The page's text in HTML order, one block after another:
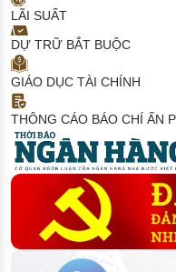
LÃI SUẤT
DỰ TRỮ BẮT BUỘC
GIÁO DỤC TÀI CHÍNH
THÔNG CÁO BÁO CHÍ ẤN